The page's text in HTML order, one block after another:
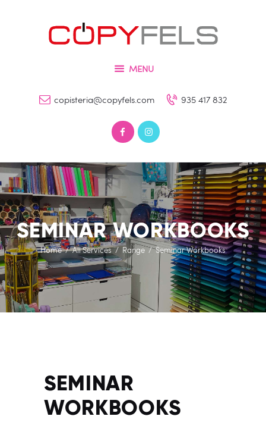
MENU
copisteria@copyfels.com 935 417 832
SEMINAR WORKBOOKS
Home All Services Range Seminar Workbooks
COPYFELS
Imprenta – Copisteria – Papelería y Fotografía
Tienda
Contacto
0 productos
0,00 €
SEMINAR
WORKBOOKS